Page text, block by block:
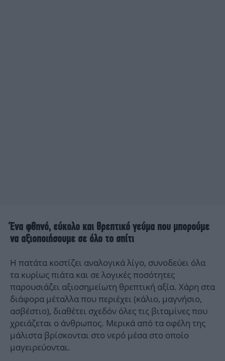
Ένα φθηνό, εύκολο και θρεπτικό γεύμα που μπορούμε
να αξιοποιήσουμε σε όλο το σπίτι
Η πατάτα κοστίζει αναλογικά λίγο, συνοδεύει όλα
τα κυρίως πιάτα και σε λογικές ποσότητες
παρουσιάζει αξιοσημείωτη θρεπτική αξία. Χάρη στα
διάφορα μέταλλα που περιέχει (κάλιο, μαγνήσιο,
ασβέστιο), διαθέτει σχεδόν όλες τις βιταμίνες που
χρειάζεται ο άνθρωπος. Μερικά από τα οφέλη της
μάλιστα βρίσκονται στο νερό μέσα στο οποίο
μαγειρεύονται.